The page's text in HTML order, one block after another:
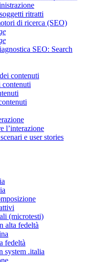
ritratti
di ricerca (SEO)
SEO: Search
contenuti
contenuti
l’interazione
e user stories
(microtesti)
alta fedeltà
fedeltà
system .italia